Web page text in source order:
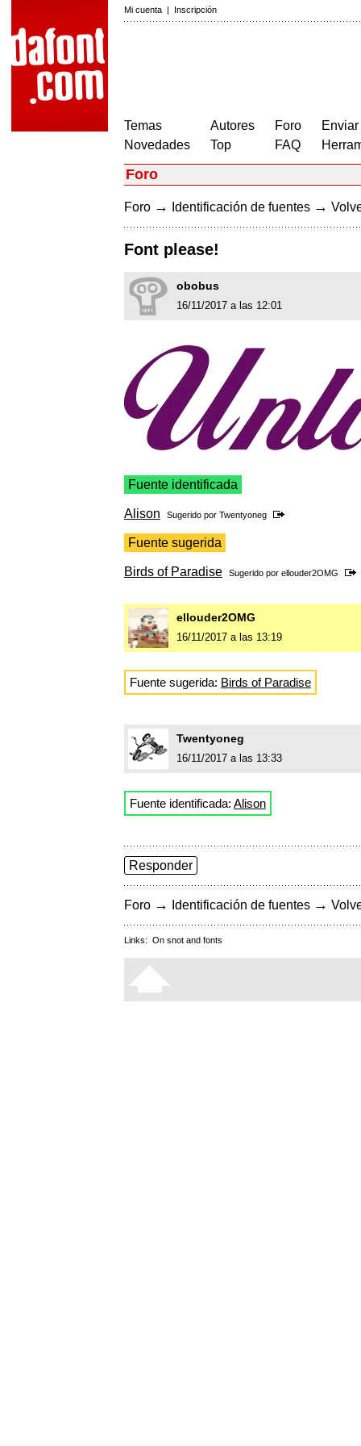
Mi cuenta | Inscripción
Temas
Novedades
Autores
Top
Foro
FAQ
Foro
Foro → Identificación de fuentes →
Font please!
obobus
16/11/2017 a las 12:01
Fuente identificada
Alison Sugerido por Twentyoneg
Fuente sugerida
Birds of Paradise Sugerido por ellouder2OMG
ellouder2OMG
16/11/2017 a las 13:19
Fuente sugerida: Birds of Paradise
Twentyoneg
16/11/2017 a las 13:33
Fuente identificada: Alison
Responder
Foro → Identificación de fuentes →
Links: On snot and fonts